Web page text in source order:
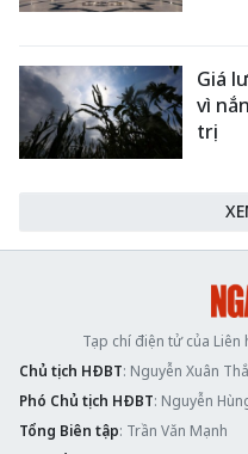
Giá
vì
trị
Tạp chí điện tử của Liên
Chủ tịch HĐBT: Nguyễn Xuân
Phó Chủ tịch HĐBT: Nguyễn
Tổng Biên tập: Trần Văn Mạnh